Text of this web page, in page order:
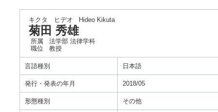
キクタ ヒデオ Hideo Kikuta
菊田 秀雄
所属
法学部 法律学科
職位
教授
言語種別 日本語
発行・発表の年月 2018/05
形態種別 その他